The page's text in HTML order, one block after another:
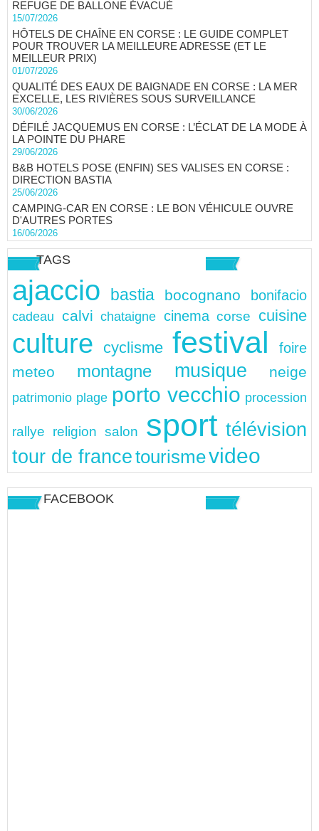
REFUGE DE BALLONE ÉVACUÉ
15/07/2026
HÔTELS DE CHAÎNE EN CORSE : LE GUIDE COMPLET
POUR TROUVER LA MEILLEURE ADRESSE (ET LE
MEILLEUR PRIX)
01/07/2026
QUALITÉ DES EAUX DE BAIGNADE EN CORSE : LA MER
EXCELLE, LES RIVIÈRES SOUS SURVEILLANCE
30/06/2026
DÉFILÉ JACQUEMUS EN CORSE : L’ÉCLAT DE LA MODE À
LA POINTE DU PHARE
29/06/2026
B&B HOTELS POSE (ENFIN) SES VALISES EN CORSE :
DIRECTION BASTIA
25/06/2026
CAMPING-CAR EN CORSE : LE BON VÉHICULE OUVRE
D'AUTRES PORTES
16/06/2026
TAGS
ajaccio bastia bocognano bonifacio
cadeau calvi chataigne cinema corse cuisine
culture cyclisme festival foire
meteo montagne musique neige
patrimonio plage porto vecchio procession
rallye religion salon sport télévision
tour de francetourismevideo
FACEBOOK